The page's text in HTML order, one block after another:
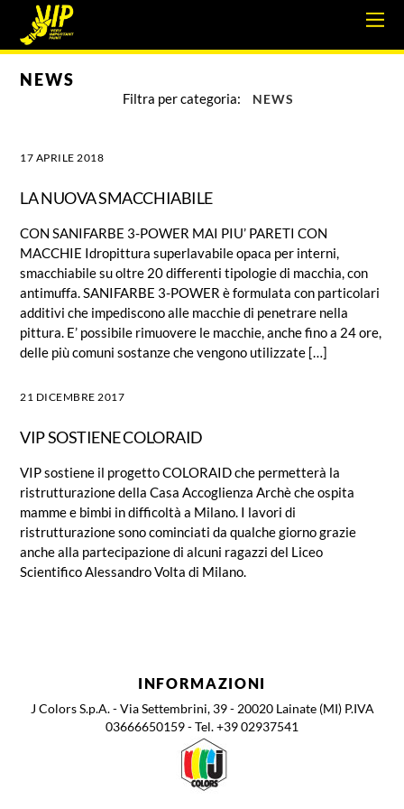
NEWS
NEWS
17 APRILE 2018
LA NUOVA SMACCHIABILE
CON SANIFARBE 3-POWER MAI PIU’ PARETI CON
MACCHIE Idropittura superlavabile opaca per interni,
smacchiabile su oltre 20 differenti tipologie di macchia, con
antimuffa. SANIFARBE 3-POWER è formulata con particolari
additivi che impediscono alle macchie di penetrare nella
pittura. E’ possibile rimuovere le macchie, anche fino a 24 ore,
delle più comuni sostanze che vengono utilizzate […]
21 DICEMBRE 2017
VIP SOSTIENE COLORAID
VIP sostiene il progetto COLORAID che permetterà la
ristrutturazione della Casa Accoglienza Archè che ospita
mamme e bimbi in difficoltà a Milano. I lavori di
ristrutturazione sono cominciati da qualche giorno grazie
anche alla partecipazione di alcuni ragazzi del Liceo
Scientifico Alessandro Volta di Milano.
INFORMAZIONI
J Colors S.p.A. - Via Settembrini, 39 - 20020 Lainate (MI) P.IVA
03666650159 - Tel. +39 02937541